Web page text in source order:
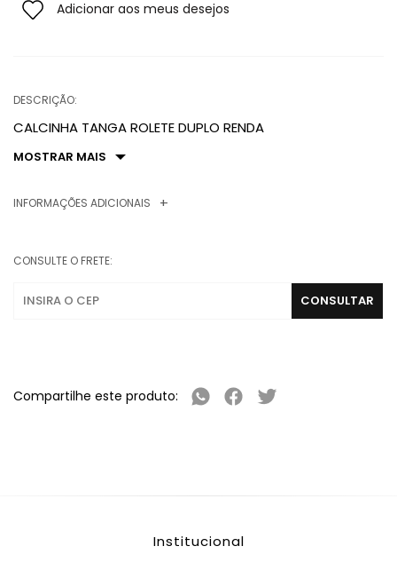
DESCRIÇÃO:
CALCINHA TANGA ROLETE DUPLO RENDA
MOSTRAR MAIS
INFORMAÇÕES ADICIONAIS
CONSULTE O FRETE:
Compartilhe este produto:
Adicionar aos meus desejos
Institucional